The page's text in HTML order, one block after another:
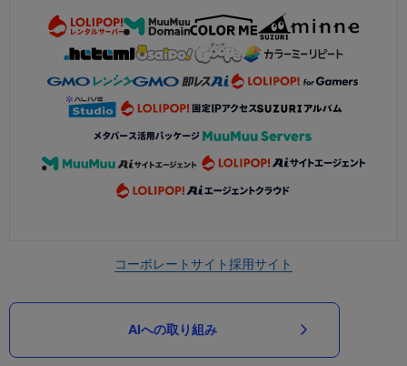
コーポレートサイト採用サイト
AIへの取り組み